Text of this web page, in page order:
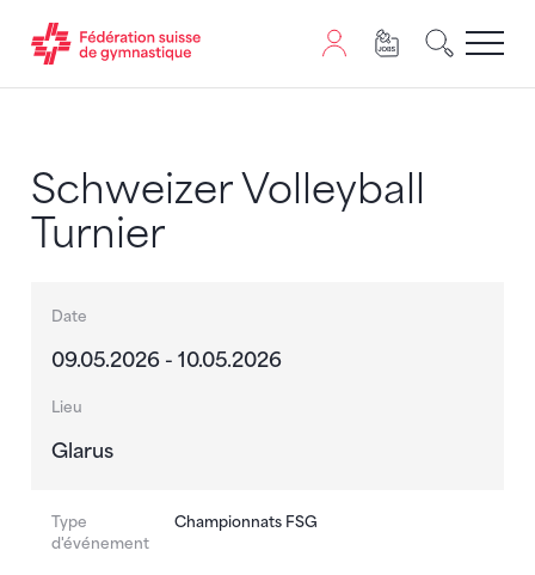
Schweizer Volleyball
Turnier
Date
09.05.2026 - 10.05.2026
Lieu
Glarus
Type
d'événement
Championnats FSG